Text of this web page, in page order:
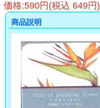
価格:590円(税込 649円)
商品説明